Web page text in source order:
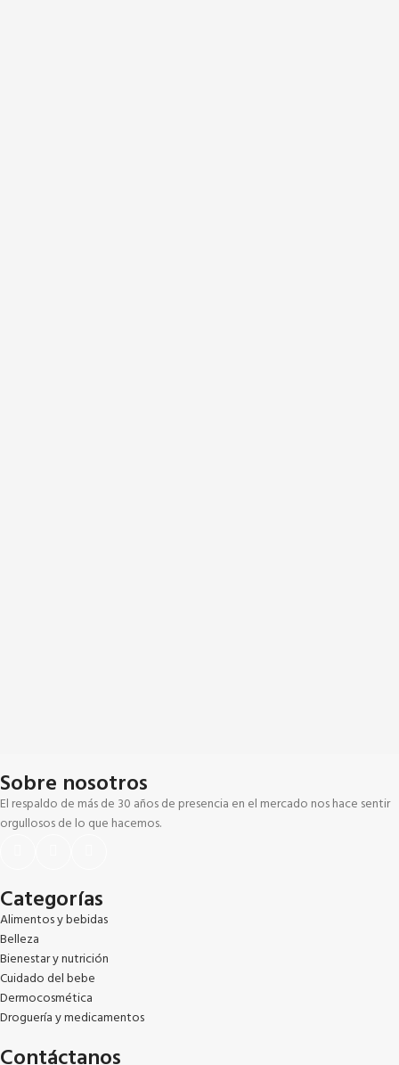
Sobre nosotros
El respaldo de más de 30 años de presencia en el mercado nos hace sentir
orgullosos de lo que hacemos.
Categorías
Alimentos y bebidas
Belleza
Bienestar y nutrición
Cuidado del bebe
Dermocosmética
Droguería y medicamentos